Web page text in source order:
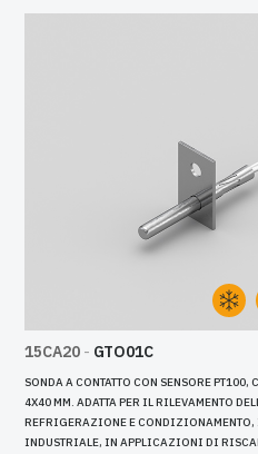
15CA20 - GTO01C
SONDA A CONTATTO CON SENSORE
4X40 MM. ADATTA PER IL RILEVAMENTO
REFRIGERAZIONE E
INDUSTRIALE, IN APPLICAZIONI DI